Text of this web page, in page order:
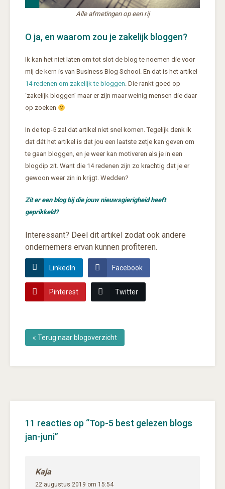
Alle afmetingen op een rij
O ja, en waarom zou je zakelijk bloggen?
Ik kan het niet laten om tot slot de blog te noemen die voor
mij de kern is van Business Blog School. En dat is het artikel
14 redenen om zakelijk te bloggen. Die rankt goed op
‘zakelijk bloggen’ maar er zijn maar weinig mensen die daar
op zoeken
In de top-5 zal dat artikel niet snel komen. Tegelijk denk ik
dat dát het artikel is dat jou een laatste zetje kan geven om
te gaan bloggen, en je weer kan motiveren als je in een
blogdip zit. Want die 14 redenen zijn zo krachtig dat je er
gewoon weer zin in krijgt. Wedden?
Zit er een blog bij die jouw nieuwsgierigheid heeft
geprikkeld?
Interessant? Deel dit artikel zodat ook andere
ondernemers ervan kunnen profiteren.
LinkedIn Facebook
Pinterest Twitter
« Terug naar blogoverzicht
11 reacties op “Top-5 best gelezen blogs
jan-juni”
Kaja
22 augustus 2019 om 15:54